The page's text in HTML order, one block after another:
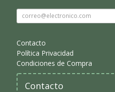
Contacto
Política Privacidad
Condiciones de Compra
Contacto